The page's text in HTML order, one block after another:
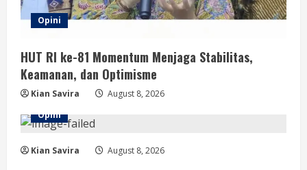
Opini
HUT RI ke-81 Momentum Menjaga Stabilitas,
Keamanan, dan Optimisme
Kian Savira
August 8, 2026
Opini
Kian Savira August 8, 2026